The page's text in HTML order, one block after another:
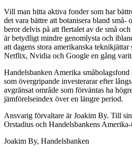
Vill man hitta aktiva fonder som har
det vara bättre att botanisera bland små-
beror delvis på att flertalet av de små
är betydligt mindre genomlysta och
att dagens stora amerikanska
Netflix, Nvidia och Google en gång
Handelsbanken Amerika
som övergripande investerarar efter
avgränsat område som förväntas ha
jämförelseindex över en längre period.
Ansvarig förvaltare är Joakim By. Till
Orstadius och Handelsbankens
Joakim By, Handelsbanken